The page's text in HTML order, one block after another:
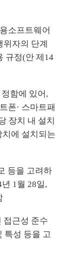
소프트웨어
위자의 단계
규정(안 제14
함에 있어,
폰· 스마트패
장치 내 설치
에 설치되는
등을 고려하
1월 28일,
접근성 준수
특성 등을 고